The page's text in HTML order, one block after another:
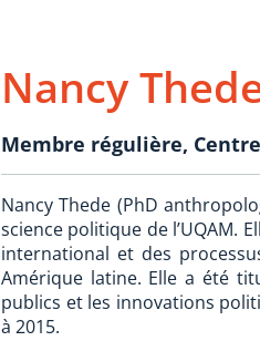
Nancy
Membre régulière,
Nancy Thede (PhD
science politique de l’UQAM.
international et des
Amérique latine. Elle a été
publics et les innovations
à 2015.